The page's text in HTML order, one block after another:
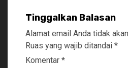
Tinggalkan Balasan
Alamat email Anda tidak
Ruas yang wajib ditandai *
Komentar *